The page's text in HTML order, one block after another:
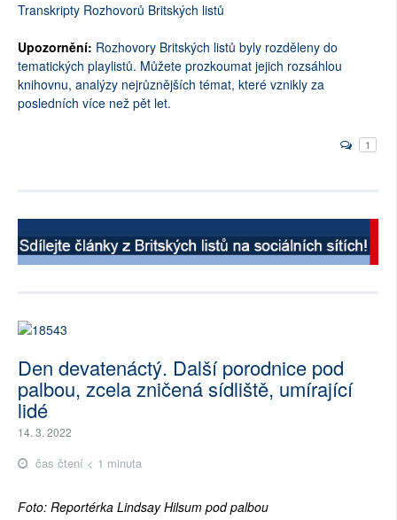
Transkripty Rozhovorů Britských listů
Upozornění: Rozhovory Britských listů byly rozděleny do
tematických playlistů. Můžete prozkoumat jejich rozsáhlou
knihovnu, analýzy nejrůznějších témat, které vznikly za
posledních více než pět let.
1
Den devatenáctý. Další porodnice pod
palbou, zcela zničená sídliště, umírající
lidé
14. 3. 2022
čas čtení < 1 minuta
Foto: Reportérka Lindsay Hilsum pod palbou